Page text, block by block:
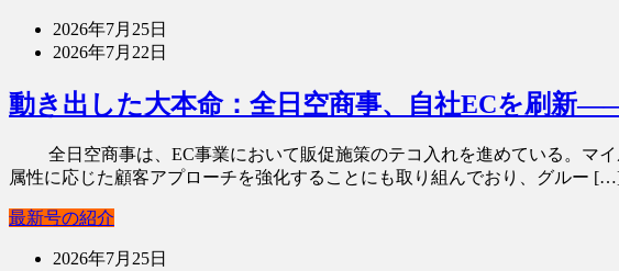
2026年7月25日
2026年7月22日
動き出した大本命：全日空商事、自社ECを刷新
全日空商事は、EC事業において販促施策のテコ入れを進めている。マイ
属性に応じた顧客アプローチを強化することにも取り組んでおり、グルー
最新号の紹介
2026年7月25日